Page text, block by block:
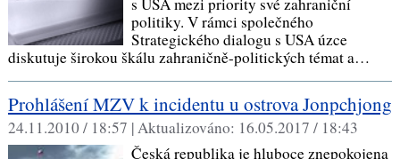
politiky. V rámci společného
Strategického dialogu s USA úzce
diskutuje širokou škálu zahraničně-politických témat a…
Prohlášení MZV k incidentu u ostrova Jonpchjong
24.11.2010 / 18:57 |Aktualizováno: 16.05.2017 / 18:43
Česká republika je hluboce znepokojena